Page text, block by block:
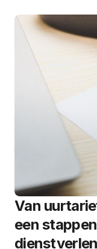
Van
een